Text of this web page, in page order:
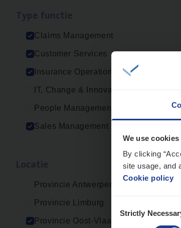
We use cookies
By clicking
site usage, and
Cookie policy
Selection
Strictly
Claims Management
Customer Services
Insurance Operations
IT, Change & Innovation
People Management
Sales Management
Provincie Antwerpen
Provincie Limburg
Provincie Oost-Vlaanderen